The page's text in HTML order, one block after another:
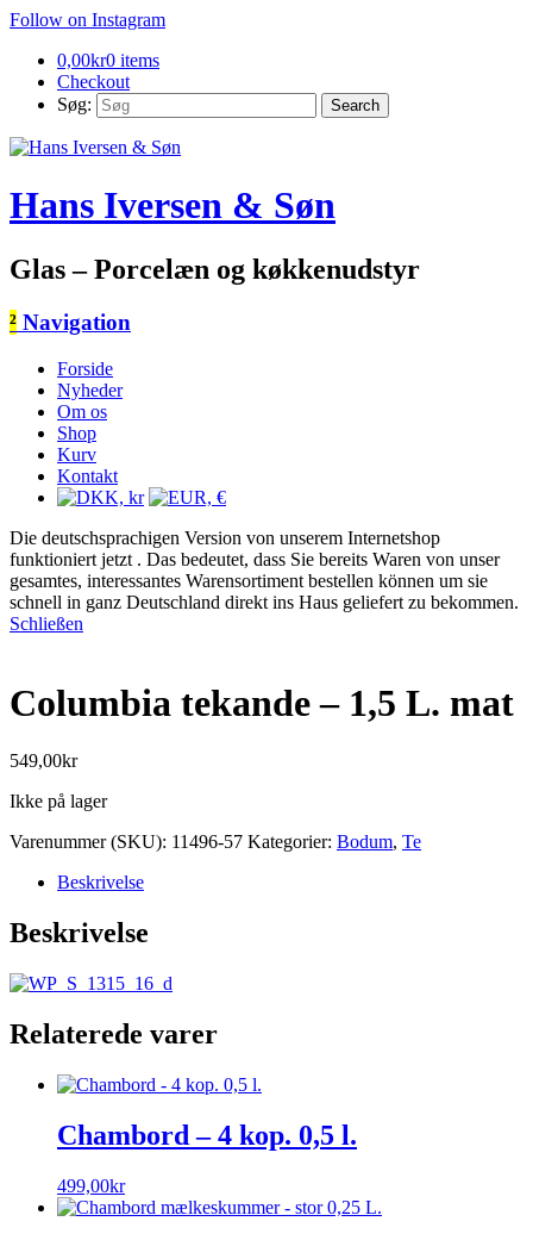
Follow on Instagram
0,00kr0 items
Checkout
Søg:
Hans Iversen & Søn
Glas – Porcelæn og køkkenudstyr
² Navigation
Forside
Nyheder
Om os
Shop
Kurv
Kontakt
Die deutschsprachigen Version von unserem Internetshop
funktioniert jetzt . Das bedeutet, dass Sie bereits Waren von unser
gesamtes, interessantes Warensortiment bestellen können um sie
schnell in ganz Deutschland direkt ins Haus geliefert zu bekommen.
Schließen
Columbia tekande – 1,5 L. mat
549,00kr
Ikke på lager
Varenummer (SKU): 11496-57 Kategorier: Bodum, Te
Beskrivelse
Beskrivelse
Relaterede varer
Chambord – 4 kop. 0,5 l.
499,00kr